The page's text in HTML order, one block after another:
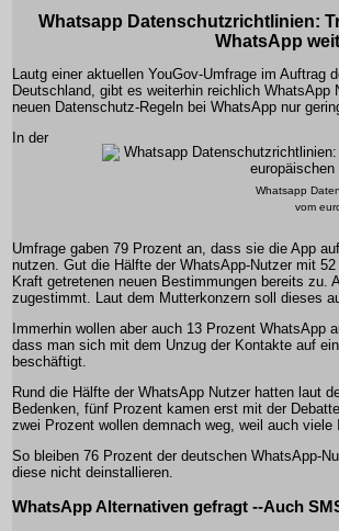
Whatsapp Datenschutzrichtlinien:
WhatsApp
Lautg einer aktuellen YouGov-Umfrage im Auftrag
Deutschland, gibt es weiterhin reichlich
neuen Datenschutz-Regeln bei WhatsApp nur
Whatsapp
vom
In der
Umfrage gaben 79 Prozent an, dass sie die App
nutzen. Gut die Hälfte der WhatsApp-Nutzer mit
Kraft getretenen neuen Bestimmungen bereits zu.
zugestimmt. Laut dem Mutterkonzern soll dieses
Immerhin wollen aber auch 13 Prozent WhatsApp
dass man sich mit dem Unzug der Kontakte auf
beschäftigt.
Rund die Hälfte der WhatsApp Nutzer hatten laut
Bedenken, fünf Prozent kamen erst mit der
zwei Prozent wollen demnach weg, weil auch
So bleiben 76 Prozent der deutschen WhatsApp-
diese nicht deinstallieren.
WhatsApp Alternativen gefragt --Auch